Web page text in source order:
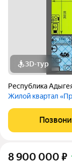
3D-тур
Республика
Жилой квартал
8 900 000 ₽